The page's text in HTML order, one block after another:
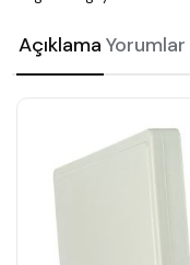
Açıklama Yorumlar